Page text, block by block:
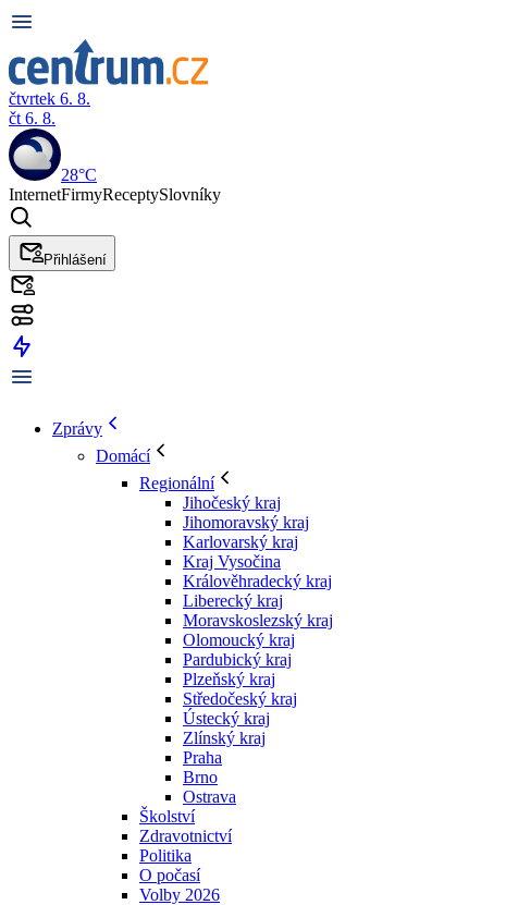
čtvrtek 6. 8.
čt 6. 8.
28°C
InternetFirmyReceptySlovníky
Přihlášení
Zprávy
Domácí
Regionální
Jihočeský kraj
Jihomoravský kraj
Karlovarský kraj
Kraj Vysočina
Králověhradecký kraj
Liberecký kraj
Moravskoslezský kraj
Olomoucký kraj
Pardubický kraj
Plzeňský kraj
Středočeský kraj
Ústecký kraj
Zlínský kraj
Praha
Brno
Ostrava
Školství
Zdravotnictví
Politika
O počasí
Volby 2026